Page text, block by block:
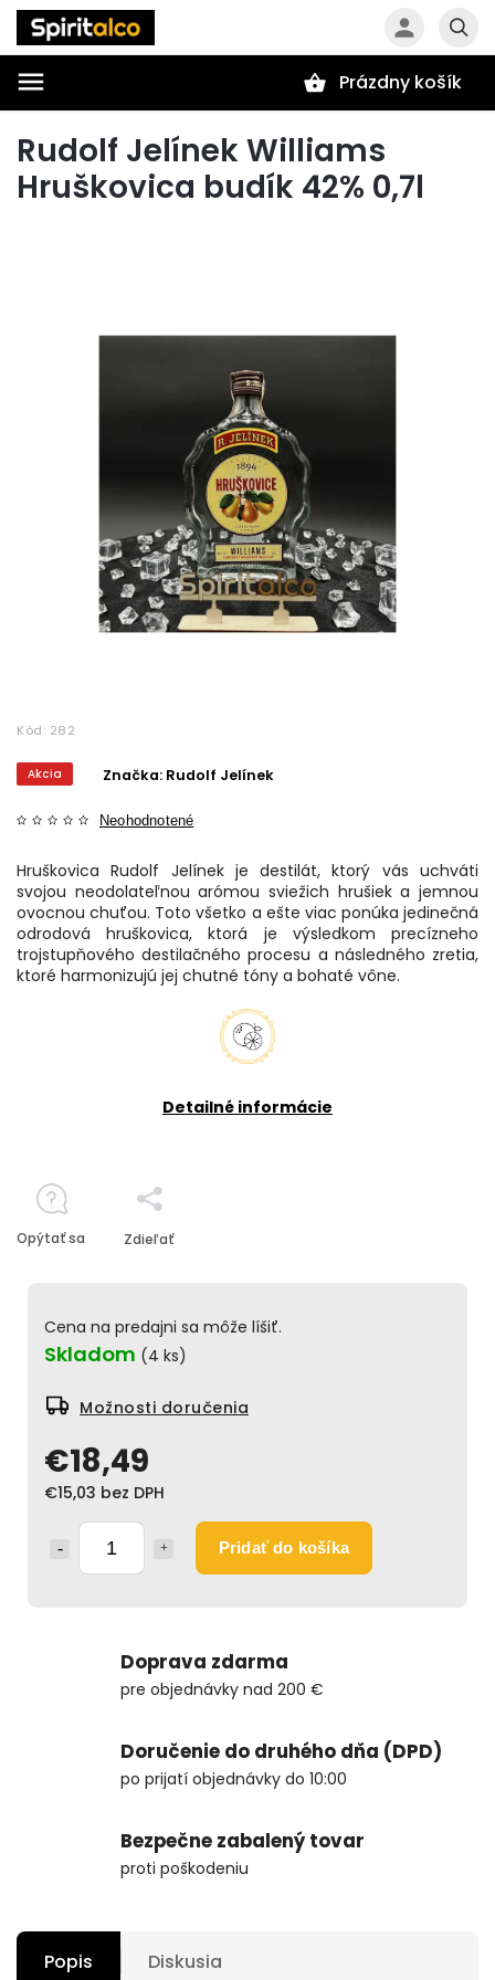
Prázdny košík
Rudolf Jelínek Williams
Hruškovica budík 42% 0,7l
Kód: 282
Akcia
Neohodnotené
Značka: Rudolf Jelínek
€18,49
€15,03 bez DPH
Pridať do košíka
Cena na predajni sa môže líšiť.
Skladom (4 ks)
Možnosti doručenia
Hruškovica Rudolf Jelínek je destilát, ktorý vás uchváti
svojou neodolateľnou arómou sviežich hrušiek a jemnou
ovocnou chuťou. Toto všetko a ešte viac ponúka jedinečná
odrodová hruškovica, ktorá je výsledkom precízneho
trojstupňového destilačného procesu a následného zretia,
ktoré harmonizujú jej chutné tóny a bohaté vône.
Detailné informácie
Opýtať sa Zdieľať
Doprava zdarma
pre objednávky nad 200 €
Doručenie do druhého dňa (DPD)
po prijatí objednávky do 10:00
Bezpečne zabalený tovar
proti poškodeniu
Popis Diskusia